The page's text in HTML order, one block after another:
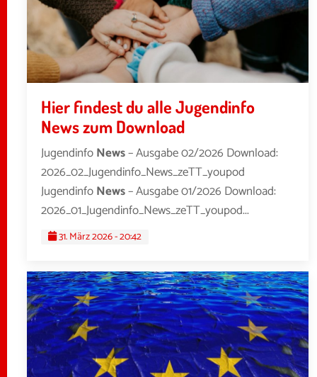
Hier findest du alle Jugendinfo
News zum Download
JugendinfoNews– Ausgabe 02/2026 Download:
2026_02_Jugendinfo_News_zeTT_youpod
JugendinfoNews– Ausgabe 01/2026 Download:
2026_01_Jugendinfo_News_zeTT_youpod...
31. März 2026 - 20:42